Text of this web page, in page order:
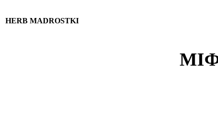
HERB MADROSTKI